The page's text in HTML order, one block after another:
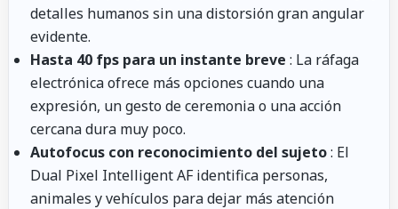
detalles humanos sin una distorsión gran angular
evidente.
Hasta 40 fps para un instante breve : La ráfaga
electrónica ofrece más opciones cuando una
expresión, un gesto de ceremonia o una acción
cercana dura muy poco.
Autofocus con reconocimiento del sujeto: El
Dual Pixel Intelligent AF identifica personas,
animales y vehículos para dejar más atención